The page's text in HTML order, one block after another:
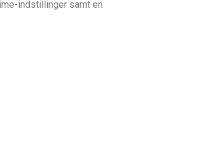
indstillinger samt en